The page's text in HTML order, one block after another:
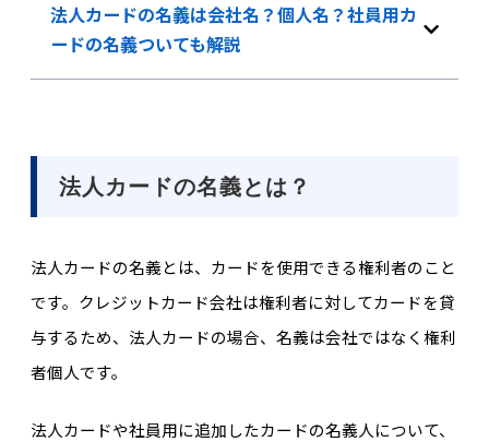
法人カードの名義は会社名？個人名？社員用カ
ードの名義ついても解説
法人カードの名義とは？
法人カードの名義とは、カードを使用できる権利者のこと
です。クレジットカード会社は権利者に対してカードを貸
与するため、法人カードの場合、名義は会社ではなく権利
者個人です。
法人カードや社員用に追加したカードの名義人について、